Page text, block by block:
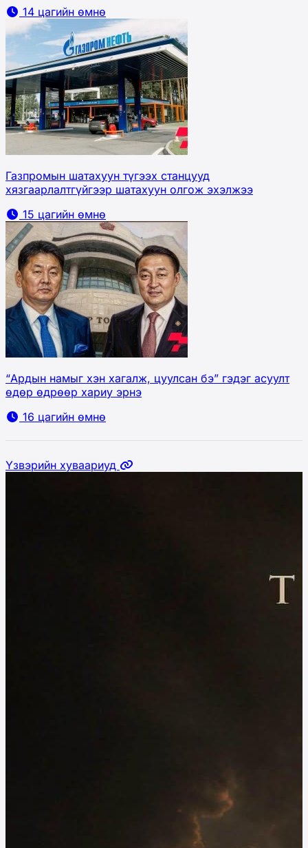
14 цагийн өмнө
Газпромын шатахуун түгээх станцууд
хязгаарлалтгүйгээр шатахуун олгож эхэлжээ
15 цагийн өмнө
“Ардын намыг хэн хагалж, цуулсан бэ” гэдэг асуулт
өдөр өдрөөр хариу эрнэ
16 цагийн өмнө
Үзвэрийн хуваариуд